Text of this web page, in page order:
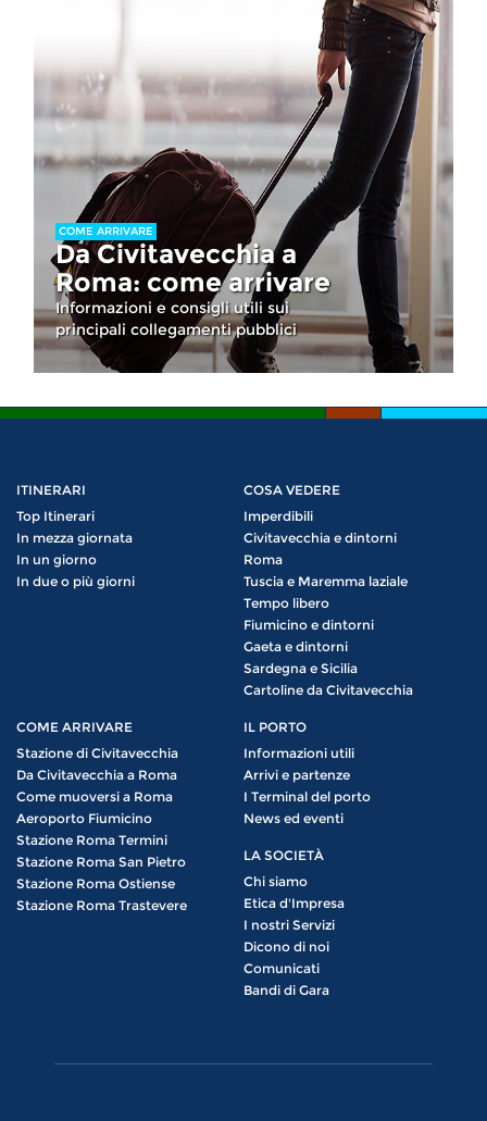
COME ARRIVARE
Da Civitavecchia a
Roma: come arrivare
Informazioni e consigli utili sui
principali collegamenti pubblici
ITINERARI
Top Itinerari
In mezza giornata
In un giorno
In due o più giorni
COSA VEDERE
Imperdibili
Civitavecchia e dintorni
Roma
Tuscia e Maremma laziale
Tempo libero
Fiumicino e dintorni
Gaeta e dintorni
Sardegna e Sicilia
Cartoline da Civitavecchia
COME ARRIVARE
Stazione di Civitavecchia
Da Civitavecchia a Roma
Come muoversi a Roma
Aeroporto Fiumicino
Stazione Roma Termini
Stazione Roma San Pietro
Stazione Roma Ostiense
Stazione Roma Trastevere
IL PORTO
Informazioni utili
Arrivi e partenze
I Terminal del porto
News ed eventi
LA SOCIETÀ
Chi siamo
Etica d'Impresa
I nostri Servizi
Dicono di noi
Comunicati
Bandi di Gara